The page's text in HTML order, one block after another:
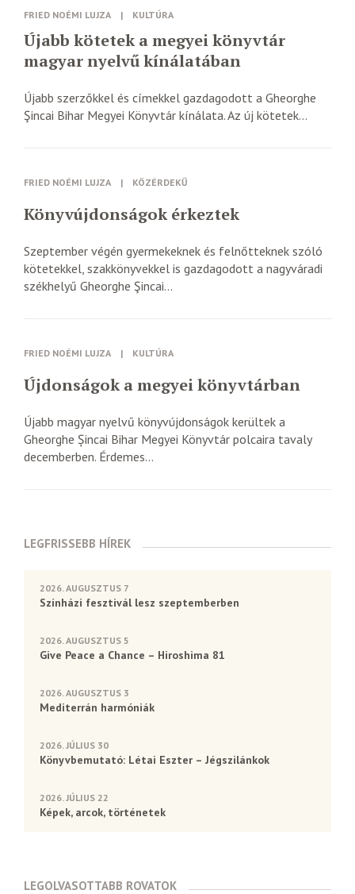
FRIED NOÉMI LUJZA | KULTÚRA
Újabb kötetek a megyei könyvtár
magyar nyelvű kínálatában
Újabb szerzőkkel és címekkel gazdagodott a Gheorghe
Şincai Bihar Megyei Könyvtár kínálata. Az új kötetek...
FRIED NOÉMI LUJZA | KÖZÉRDEKŰ
Könyvújdonságok érkeztek
Szeptember végén gyermekeknek és felnőtteknek szóló
kötetekkel, szakkönyvekkel is gazdagodott a nagyváradi
székhelyű Gheorghe Şincai...
FRIED NOÉMI LUJZA | KULTÚRA
Újdonságok a megyei könyvtárban
Újabb magyar nyelvű könyvújdonságok kerültek a
Gheorghe Șincai Bihar Megyei Könyvtár polcaira tavaly
decemberben. Érdemes...
LEGFRISSEBB HÍREK
2026. AUGUSZTUS 7
Színházi fesztivál lesz szeptemberben
2026. AUGUSZTUS 5
Give Peace a Chance – Hiroshima 81
2026. AUGUSZTUS 3
Mediterrán harmóniák
2026. JÚLIUS 30
Könyvbemutató: Létai Eszter – Jégszilánkok
2026. JÚLIUS 22
Képek, arcok, történetek
LEGOLVASOTTABB ROVATOK